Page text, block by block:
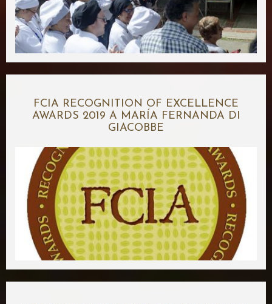
FCIA RECOGNITION OF EXCELLENCE
AWARDS 2019 A MARÍA FERNANDA DI
GIACOBBE